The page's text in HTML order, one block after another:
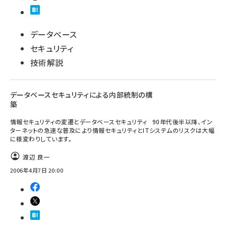
データベース
セキュリティ
技術解説
データベースセキュリティによる内部統制の構
築
情報セキュリティの変遷とデータベースセキュリティ 90年代後半以降、イン
ターネットの急速な普及により情報セキュリティとITシステムのリスクは大幅
に様変わりしています。
渡辺 良一
2006年4月7日 20:00